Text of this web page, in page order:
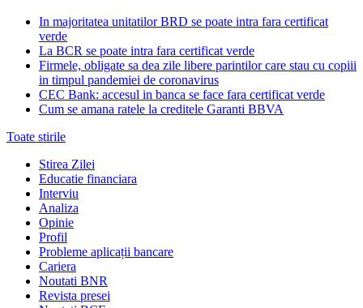
In majoritatea unitatilor BRD se poate intra fara certificat
verde
La BCR se poate intra fara certificat verde
Firmele, obligate sa dea zile libere parintilor care stau cu copiii
in timpul pandemiei de coronavirus
CEC Bank: accesul in banca se face fara certificat verde
Cum se amana ratele la creditele Garanti BBVA
Toate stirile
Stirea Zilei
Educatie financiara
Interviu
Analiza
Opinie
Profil
Probleme aplicații bancare
Cariera
Noutati BNR
Revista presei